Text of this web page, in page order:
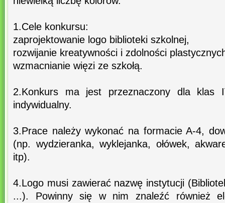
1.Cele konkursu:
zaprojektowanie logo biblioteki szkolnej,
rozwijanie kreatywności i zdolności
wzmacnianie więzi ze szkołą.
2.Konkurs ma jest przeznaczony dla
indywidualny.
3.Prace należy wykonać na formacie A-4,
(np. wydzieranka, wyklejanka, ołówek,
itp).
4.Logo musi zawierać nazwę instytucji
...). Powinny się w nim znaleźć również